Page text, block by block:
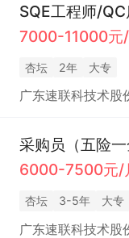
7000-11000元/
杏坛 2年 大专
广东速联科技术股
采购员（五险
6000-7500元/
杏坛 3-5年 大专
广东速联科技术股